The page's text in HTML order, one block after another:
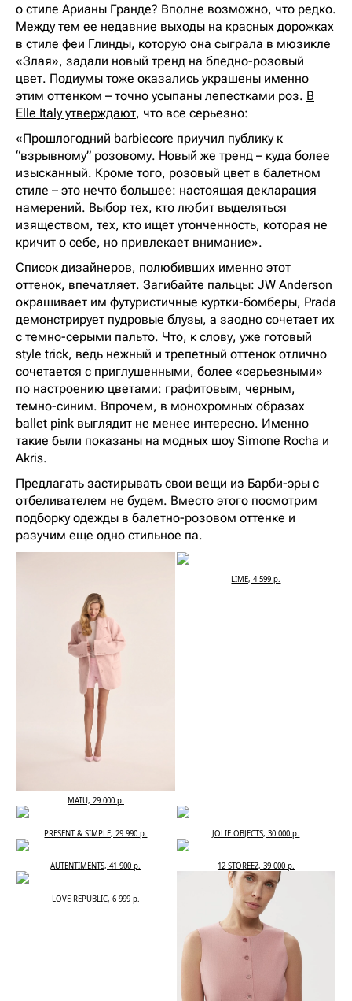
о стиле Арианы Гранде? Вполне возможно, что редко.
Между тем ее недавние выходы на красных дорожках
в стиле феи Глинды, которую она сыграла в мюзикле
«Злая», задали новый тренд на бледно-розовый
цвет. Подиумы тоже оказались украшены именно
этим оттенком – точно усыпаны лепестками роз. В
Elle Italy утверждают, что все серьезно:
«Прошлогодний barbiecore приучил публику к
“взрывному” розовому. Новый же тренд – куда более
изысканный. Кроме того, розовый цвет в балетном
стиле – это нечто большее: настоящая декларация
намерений. Выбор тех, кто любит выделяться
изяществом, тех, кто ищет утонченность, которая не
кричит о себе, но привлекает внимание».
Список дизайнеров, полюбивших именно этот
оттенок, впечатляет. Загибайте пальцы: JW Anderson
окрашивает им футуристичные куртки-бомберы, Prada
демонстрирует пудровые блузы, а заодно сочетает их
с темно-серыми пальто. Что, к слову, уже готовый
style trick, ведь нежный и трепетный оттенок отлично
сочетается с приглушенными, более «серьезными»
по настроению цветами: графитовым, черным,
темно-синим. Впрочем, в монохромных образах
ballet pink выглядит не менее интересно. Именно
такие были показаны на модных шоу Simone Rocha и
Akris.
Предлагать застирывать свои вещи из Барби-эры с
отбеливателем не будем. Вместо этого посмотрим
подборку одежды в балетно-розовом оттенке и
разучим еще одно стильное па.
MATU, 29 000 р.
LIME, 4 599 р.
PRESENT & SIMPLE, 29 990 р. JOLIE OBJECTS, 30 000 р.
AUTENTIMENTS, 41 900 р. 12 STOREEZ, 39 000 р.
LOVE REPUBLIC, 6 999 р.